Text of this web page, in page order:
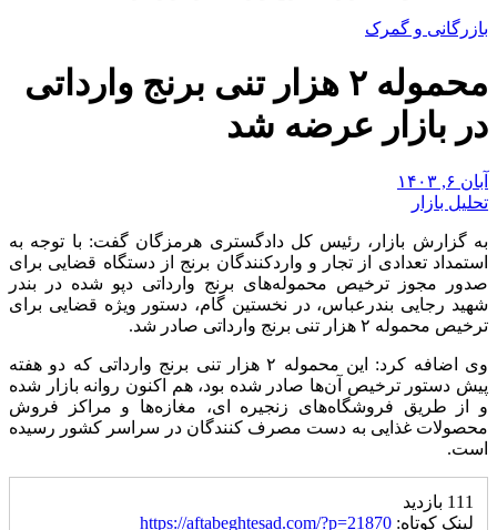
بازرگانی و گمرک
محموله ۲ هزار تنی برنج وارداتی
در بازار عرضه شد
آبان ۶, ۱۴۰۳
تحلیل بازار
به گزارش بازار، رئیس کل دادگستری هرمزگان گفت: با توجه به
استمداد تعدادی از تجار و واردکنندگان برنج از دستگاه قضایی برای
صدور مجوز ترخیص محموله‌های برنج وارداتی دپو شده در بندر
شهید رجایی بندرعباس، در نخستین گام، دستور ویژه قضایی برای
ترخیص محموله ۲ هزار تنی برنج وارداتی صادر شد.
وی اضافه کرد: این محموله ۲ هزار تنی برنج وارداتی که دو هفته
پیش دستور ترخیص آن‌ها صادر شده بود، هم اکنون روانه بازار شده
و از طریق فروشگاه‌های زنجیره ای، مغازه‌ها و مراکز فروش
محصولات غذایی به دست مصرف کنندگان در سراسر کشور رسیده
است.‌
111 بازدید
لینک کوتاه: https://aftabeghtesad.com/?p=21870